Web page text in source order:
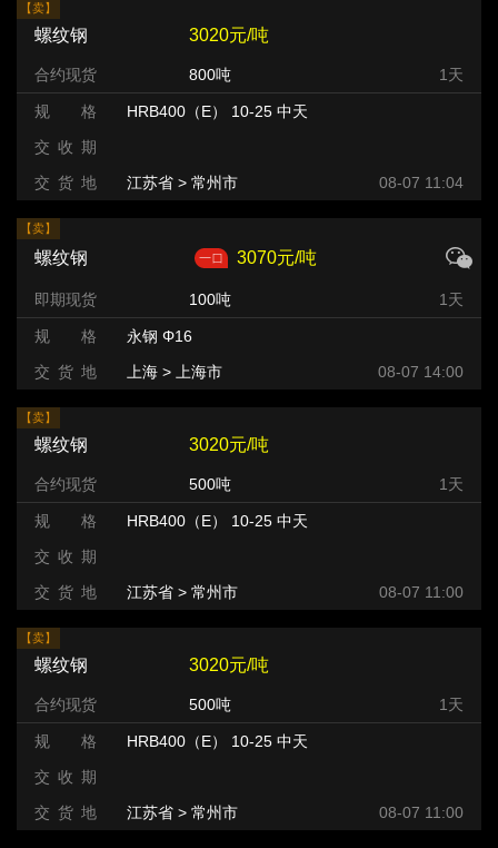
【卖】
螺纹钢 3020元/吨
合约现货 800吨 1天
规 格
HRB400（E） 10-25 中天
交 收 期
交 货 地
江苏省 > 常州市 > 08-07 11:04
【卖】
螺纹钢 3070元/吨
即期现货 100吨 1天
规 格
永钢 Φ16
交 货 地
上海 > 上海市 08-07 14:00
【卖】
螺纹钢 3020元/吨
合约现货 500吨 1天
规 格
HRB400（E） 10-25 中天
交 收 期
交 货 地
江苏省 > 常州市 > 08-07 11:00
【卖】
螺纹钢 3020元/吨
合约现货 500吨 1天
规 格
HRB400（E） 10-25 中天
交 收 期
交 货 地
江苏省 > 常州市 > 08-07 11:00